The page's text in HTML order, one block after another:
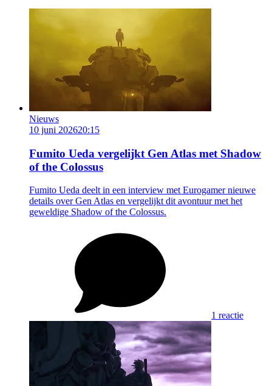
Nieuws
10 juni 202620:15
Fumito Ueda vergelijkt Gen Atlas met Shadow
of the Colossus
Fumito Ueda deelt in een interview met Eurogamer nieuwe
details over Gen Atlas en vergelijkt dit avontuur met het
geweldige Shadow of the Colossus.
1 reactie